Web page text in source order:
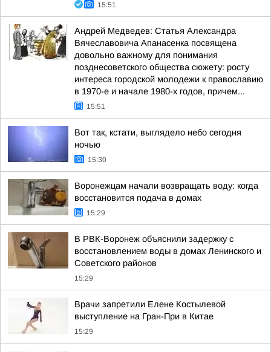
15:51
Андрей Медведев: Статья Александра
Вячеславовича Апанасенка посвящена
довольно важному для понимания
позднесоветского общества сюжету: росту
интереса городской молодежи к православию
в 1970-е и начале 1980-х годов, причем...
15:51
Вот так, кстати, выглядело небо сегодня
ночью
15:30
Воронежцам начали возвращать воду: когда
восстановится подача в домах
15:29
В РВК-Воронеж объяснили задержку с
восстановлением воды в домах Ленинского и
Советского районов
15:29
Врачи запретили Елене Костылевой
выступление на Гран-При в Китае
15:29